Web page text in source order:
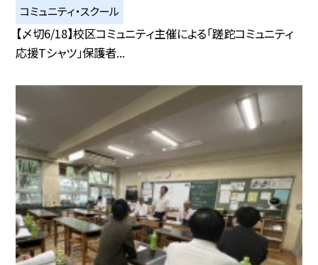
コミュニティ・スクール
【〆切6/18】校区コミュニティ主催による「蹉跎コミュニティ
応援Tシャツ」保護者...